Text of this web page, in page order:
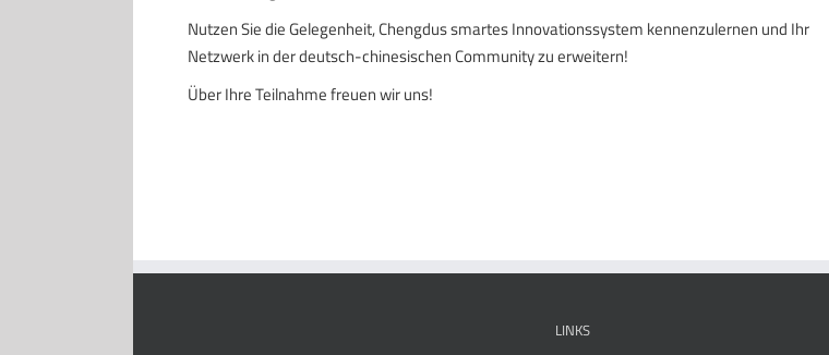
Nutzen Sie die Gelegenheit, Chengdus smartes Innovationssystem kennenzulernen und Ihr
Netzwerk in der deutsch-chinesischen Community zu erweitern!
Über Ihre Teilnahme freuen wir uns!
LINKS